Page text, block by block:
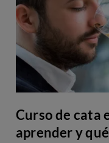
Curso de cata
aprender y